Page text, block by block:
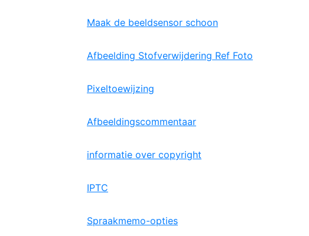
Maak de beeldsensor schoon
Afbeelding Stofverwijdering Ref Foto
Pixeltoewijzing
Afbeeldingscommentaar
informatie over copyright
IPTC
Spraakmemo-opties